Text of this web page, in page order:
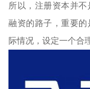
所以，注册资本并
融资的路子，重要
际情况，设定一个合